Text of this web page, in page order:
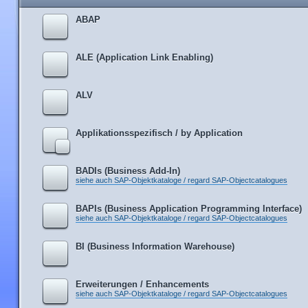
ABAP
ALE (Application Link Enabling)
ALV
Applikationsspezifisch / by Application
BADIs (Business Add-In)
siehe auch SAP-Objektkataloge / regard SAP-Objectcatalogues
BAPIs (Business Application Programming Interface)
siehe auch SAP-Objektkataloge / regard SAP-Objectcatalogues
BI (Business Information Warehouse)
Erweiterungen / Enhancements
siehe auch SAP-Objektkataloge / regard SAP-Objectcatalogues